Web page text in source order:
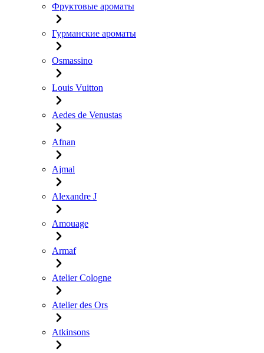
Фруктовые ароматы
Гурманские ароматы
Osmassino
Louis Vuitton
Aedes de Venustas
Afnan
Ajmal
Alexandre J
Amouage
Armaf
Atelier Cologne
Atelier des Ors
Atkinsons